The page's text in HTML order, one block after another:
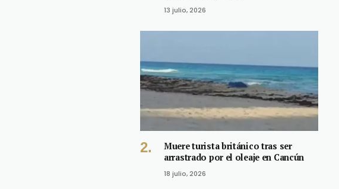
13 julio, 2026
Muere turista británico tras ser
arrastrado por el oleaje en Cancún
18 julio, 2026